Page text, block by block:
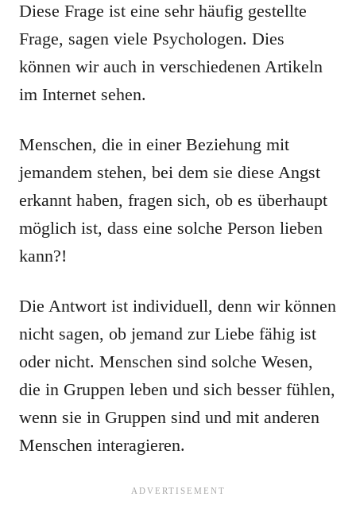
Diese Frage ist eine sehr häufig gestellte
Frage, sagen viele Psychologen. Dies
können wir auch in verschiedenen Artikeln
im Internet sehen.
Menschen, die in einer Beziehung mit
jemandem stehen, bei dem sie diese Angst
erkannt haben, fragen sich, ob es überhaupt
möglich ist, dass eine solche Person lieben
kann?!
Die Antwort ist individuell, denn wir können
nicht sagen, ob jemand zur Liebe fähig ist
oder nicht. Menschen sind solche Wesen,
die in Gruppen leben und sich besser fühlen,
wenn sie in Gruppen sind und mit anderen
Menschen interagieren.